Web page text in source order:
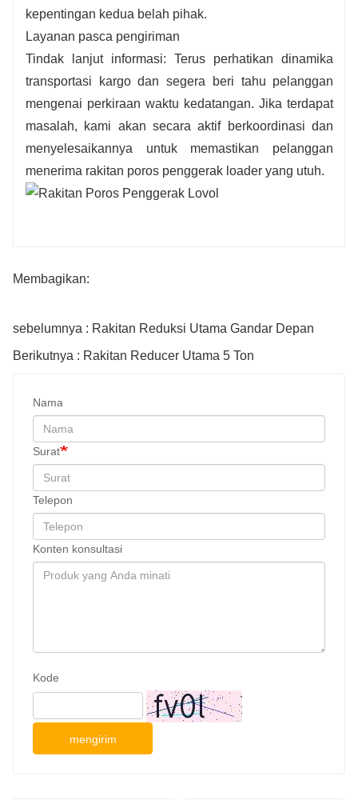
kepentingan kedua belah pihak.
Layanan pasca pengiriman
Tindak lanjut informasi: Terus perhatikan dinamika
transportasi kargo dan segera beri tahu pelanggan
mengenai perkiraan waktu kedatangan. Jika terdapat
masalah, kami akan secara aktif berkoordinasi dan
menyelesaikannya untuk memastikan pelanggan
menerima rakitan poros penggerak loader yang utuh.
Membagikan:
sebelumnya : Rakitan Reduksi Utama Gandar Depan
Berikutnya : Rakitan Reducer Utama 5 Ton
Nama
Surat
Telepon
Konten konsultasi
Kode
mengirim